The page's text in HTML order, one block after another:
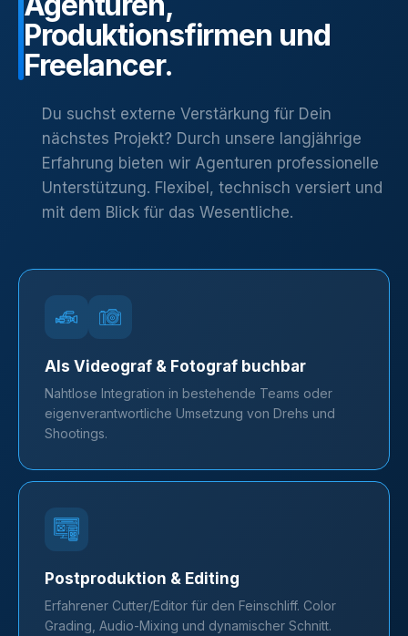
Produktionsfirmen und
Freelancer.
Du suchst externe Verstärkung für Dein
nächstes Projekt? Durch unsere langjährige
Erfahrung bieten wir Agenturen professionelle
Unterstützung. Flexibel, technisch versiert und
mit dem Blick für das Wesentliche.
Als Videograf & Fotograf buchbar
Nahtlose Integration in bestehende Teams oder
eigenverantwortliche Umsetzung von Drehs und
Shootings.
Postproduktion & Editing
Erfahrener Cutter/Editor für den Feinschliff. Color
Grading, Audio-Mixing und dynamischer Schnitt.